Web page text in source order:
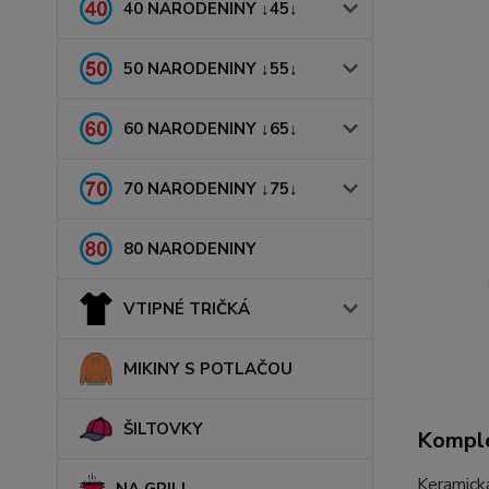
40 NARODENINY ↓45↓
50 NARODENINY ↓55↓
60 NARODENINY ↓65↓
70 NARODENINY ↓75↓
80 NARODENINY
VTIPNÉ TRIČKÁ
MIKINY S POTLAČOU
ŠILTOVKY